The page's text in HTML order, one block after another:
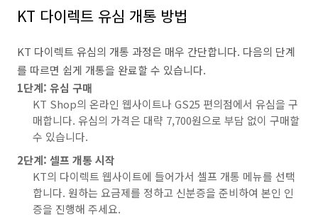
KT 다이렉트 유심 개통 방법
KT 다이렉트 유심의 개통 과정은 매우 간단합니다. 다음의 단계
를 따르면 쉽게 개통을 완료할 수 있습니다.
1단계: 유심 구매
KT Shop의 온라인 웹사이트나 GS25 편의점에서 유심을 구
매합니다. 유심의 가격은 대략 7,700원으로 부담 없이 구매할
수 있습니다.
2단계: 셀프 개통 시작
KT의 다이렉트 웹사이트에 들어가서 셀프 개통 메뉴를 선택
합니다. 원하는 요금제를 정하고 신분증을 준비하여 본인 인
증을 진행해 주세요.